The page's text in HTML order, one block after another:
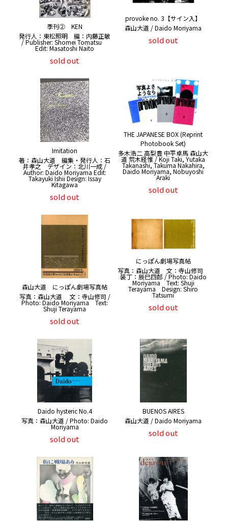
季刊② KEN
発行人：東松照明 編：内藤正敏
/ Publisher: Shomei Tomatsu
Edit: Masatoshi Naito
sold out
provoke no. 3【サイン入】
森山大道 / Daido Moriyama
sold out
Imitation
著：森山大道 編集・発行人：石
井孝之 デザイン：北川一成 /
Author: Daido Moriyama Edit:
Takayuki Ishii Design: Issay
Kitagawa
sold out
THE JAPANESE BOX (Reprint
Photobook Set)
多木浩二 高梨豊 中平卓馬 森山大
道 荒木経惟 / Koji Taki, Yutaka
Takanashi, Takuma Nakahira,
Daido Moriyama, Nobuyoshi
Araki
sold out
森山大道 にっぽん劇場写真帖
写真：森山大道 文：寺山修司 /
Photo: Daido Moriyama Text:
Shuji Terayama
sold out
にっぽん劇場写真帖
写真：森山大道 文：寺山修司
装丁：辰巳四郎 / Photo: Daido
Moriyama Text: Shuji
Terayama Design: Shiro
Tatsumi
sold out
Daido hysteric No.4
写真：森山大道 / Photo: Daido
Moriyama
sold out
BUENOS AIRES
森山大道 / Daido Moriyama
sold out